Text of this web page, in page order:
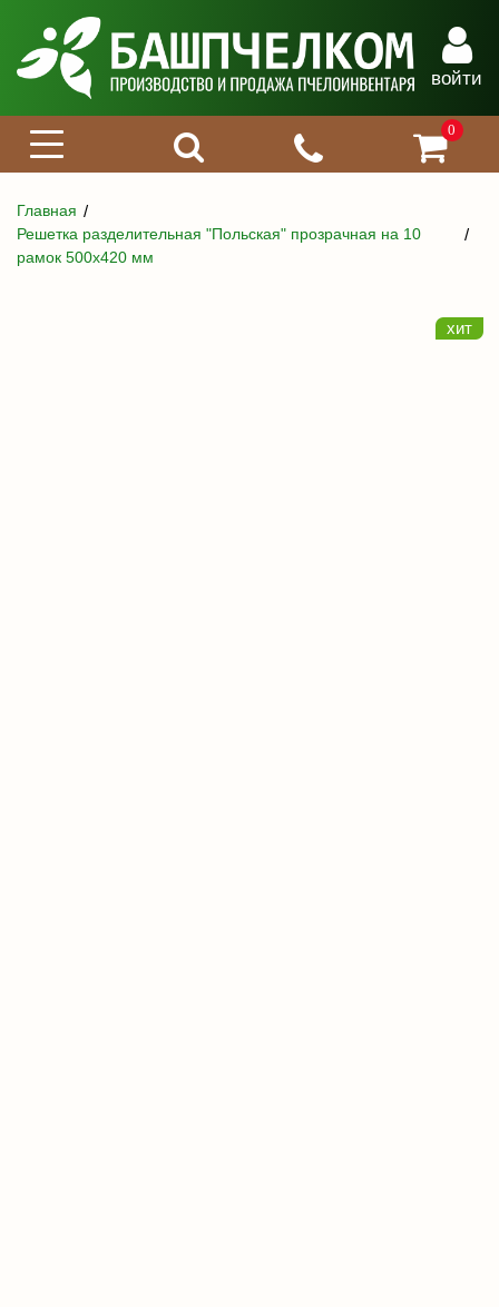
войти
0
Главная
Решетка разделительная "Польская" прозрачная на 10
рамок 500х420 мм
хит